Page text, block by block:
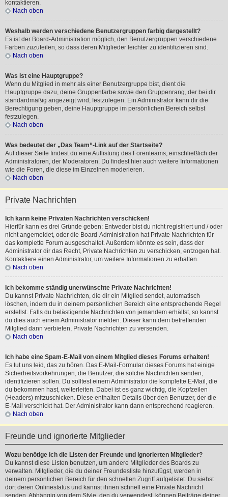
kontaktieren.
Nach oben
Weshalb werden verschiedene Benutzergruppen farbig dargestellt?
Es ist der Board-Administration möglich, den Benutzergruppen verschiedene
Farben zuzuteilen, so dass deren Mitglieder leichter zu identifizieren sind.
Nach oben
Was ist eine Hauptgruppe?
Wenn du Mitglied in mehr als einer Benutzergruppe bist, dient die
Hauptgruppe dazu, deine Gruppenfarbe sowie den Gruppenrang, der bei dir
standardmäßig angezeigt wird, festzulegen. Ein Administrator kann dir die
Berechtigung geben, deine Hauptgruppe im persönlichen Bereich selbst
festzulegen.
Nach oben
Was bedeutet der „Das Team“-Link auf der Startseite?
Auf dieser Seite findest du eine Auflistung des Forenteams, einschließlich der
Administratoren, der Moderatoren. Du findest hier auch weitere Informationen
wie die Foren, die diese im Einzelnen moderieren.
Nach oben
Private Nachrichten
Ich kann keine Privaten Nachrichten verschicken!
Hierfür kann es drei Gründe geben: Entweder bist du nicht registriert und / oder
nicht angemeldet, oder die Board-Administration hat Private Nachrichten für
das komplette Forum ausgeschaltet. Außerdem könnte es sein, dass der
Administrator dir das Recht, Private Nachrichten zu verschicken, entzogen hat.
Kontaktiere einen Administrator, um weitere Informationen zu erhalten.
Nach oben
Ich bekomme ständig unerwünschte Private Nachrichten!
Du kannst Private Nachrichten, die dir ein Mitglied sendet, automatisch
löschen, indem du in deinem persönlichen Bereich eine entsprechende Regel
erstellst. Falls du belästigende Nachrichten von jemandem erhältst, so kannst
du dies auch einem Administrator melden. Dieser kann dem betreffenden
Mitglied dann verbieten, Private Nachrichten zu versenden.
Nach oben
Ich habe eine Spam-E-Mail von einem Mitglied dieses Forums erhalten!
Es tut uns leid, das zu hören. Das E-Mail-Formular dieses Forums hat einige
Sicherheitsvorkehrungen, die Benutzer, die solche Nachrichten senden,
identifizieren sollen. Du solltest einem Administrator die komplette E-Mail, die
du bekommen hast, weiterleiten. Dabei ist es ganz wichtig, die Kopfzeilen
(Headers) mitzuschicken. Diese enthalten Details über den Benutzer, der die
E-Mail verschickt hat. Der Administrator kann dann entsprechend reagieren.
Nach oben
Freunde und ignorierte Mitglieder
Wozu benötige ich die Listen der Freunde und ignorierten Mitglieder?
Du kannst diese Listen benutzen, um andere Mitglieder des Boards zu
verwalten. Mitglieder, die du deiner Freundesliste hinzufügst, werden in
deinem persönlichen Bereich für den schnellen Zugriff aufgelistet. Du siehst
dort deren Onlinestatus und kannst ihnen schnell eine Private Nachricht
senden. Abhängig von dem Style, den du verwendest, können Beiträge deiner